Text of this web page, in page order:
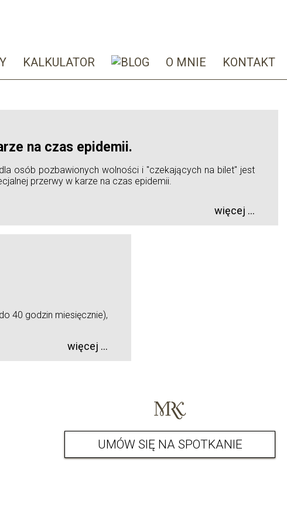
KALKULATOR O MNIE KONTAKT
na czas epidemii.
osób pozbawionych wolności i "czekających na bilet" jest
przerwy w karze na czas epidemii.
więcej ...
40 godzin miesięcznie),
więcej ...
UMÓW SIĘ NA SPOTKANIE